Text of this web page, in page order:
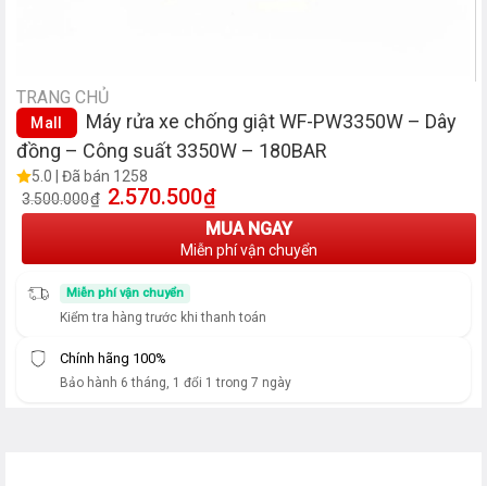
TRANG CHỦ
Mall
Máy rửa xe chống giật WF-PW3350W – Dây
đồng – Công suất 3350W – 180BAR
5.0 | Đã bán 1258
3.500.000₫ Giá gốc là: 3.500.000₫.
2.570.500₫Giá hiện tại là: 2.570.500₫.
MUA NGAY
Miễn phí vận chuyển
Miễn phí vận chuyển
Kiểm tra hàng trước khi thanh toán
Chính hãng 100%
Bảo hành 6 tháng, 1 đổi 1 trong 7 ngày